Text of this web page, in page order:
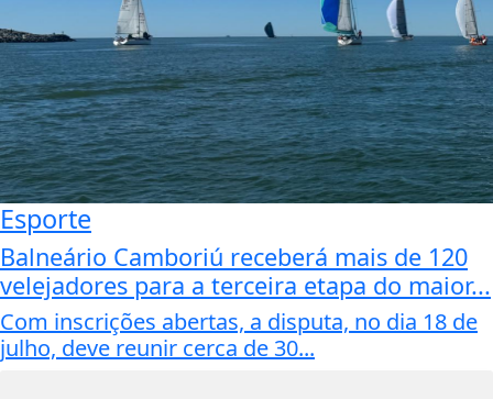
Esporte
Balneário Camboriú receberá mais de 120
velejadores para a terceira etapa do maior...
Com inscrições abertas, a disputa, no dia 18 de
julho, deve reunir cerca de 30...